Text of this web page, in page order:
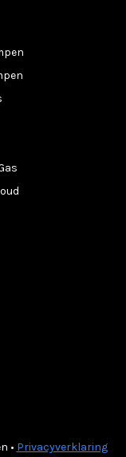
• Privacyverklaring